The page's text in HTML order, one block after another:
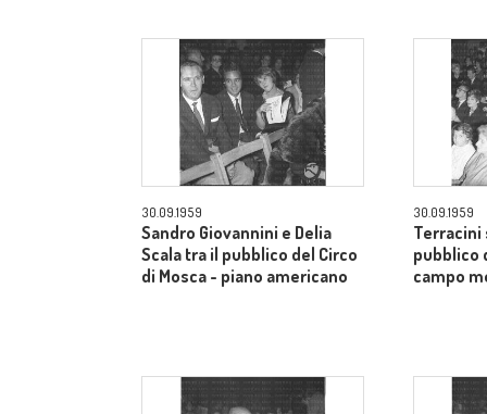
30.09.1959
Sandro Giovannini e Delia
Scala tra il pubblico del Circo
di Mosca - piano americano
30.09.1959
Terracini
pubblico
campo